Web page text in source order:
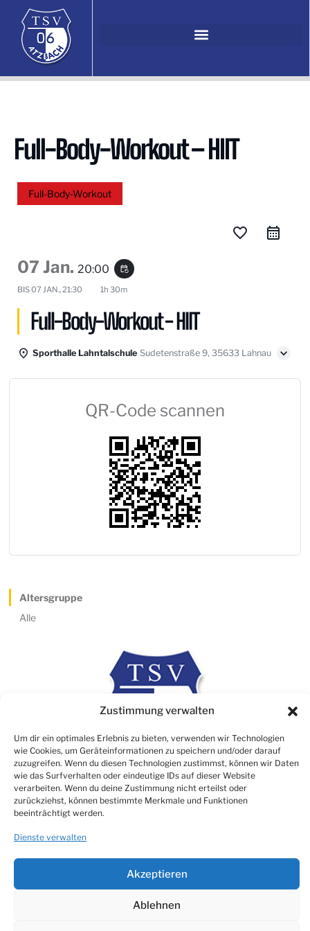
Zustimmung verwalten
Um dir ein optimales Erlebnis zu bieten, verwenden wir Technologien
wie Cookies, um Geräteinformationen zu speichern und/oder darauf
zuzugreifen. Wenn du diesen Technologien zustimmst, können wir Daten
wie das Surfverhalten oder eindeutige IDs auf dieser Website
verarbeiten. Wenn du deine Zustimmung nicht erteilst oder
zurückziehst, können bestimmte Merkmale und Funktionen
beeinträchtigt werden.
Dienste verwalten
Akzeptieren
Ablehnen
Full-Body-Workout – HIIT
Full-Body-Workout
favorite_border
07 Jan. 20:00 event_repeat
BIS07 JAN., 21:30 1h 30m
Full-Body-Workout - HIIT
Sporthalle Lahntalschule Sudetenstraße 9, 35633 Lahnau
QR-Code scannen
Altersgruppe
Alle
Rechtliches
Impressum